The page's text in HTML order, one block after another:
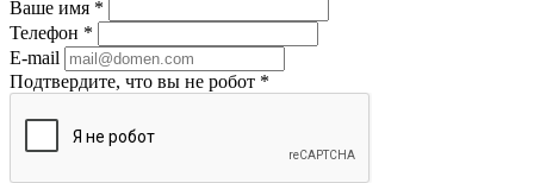
Ваше имя *
Телефон *
E-mail
Подтвердите, что вы не робот *